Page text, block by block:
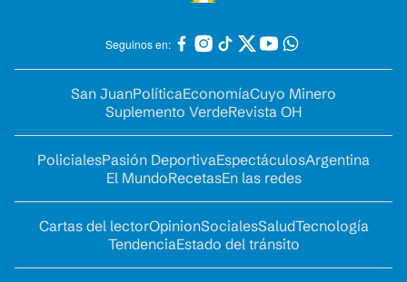
Seguinos en:
San JuanPolíticaEconomíaCuyo Minero
Suplemento VerdeRevista OH
PolicialesPasión DeportivaEspectáculosArgentina
El MundoRecetasEn las redes
Cartas del lectorOpinionSocialesSaludTecnología
TendenciaEstado del tránsito